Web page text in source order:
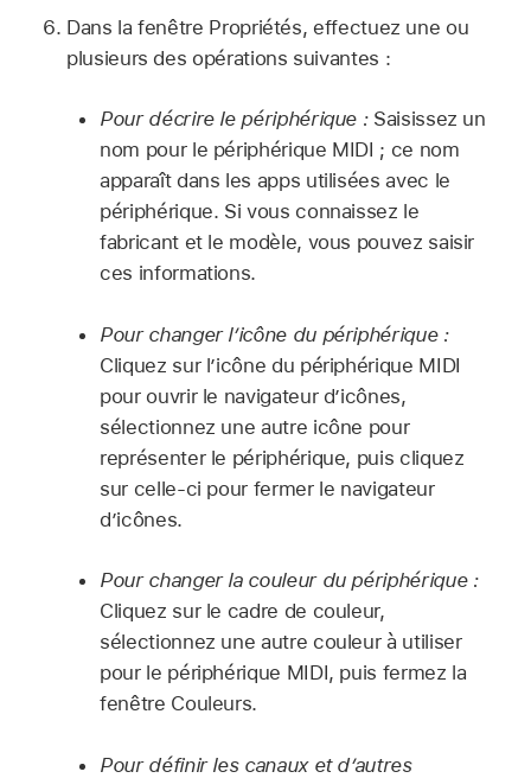
Dans la fenêtre Propriétés, effectuez une ou
plusieurs des opérations suivantes :
Pour décrire le périphérique :Saisissez un
nom pour le périphérique MIDI ; ce nom
apparaît dans les apps utilisées avec le
périphérique. Si vous connaissez le
fabricant et le modèle, vous pouvez saisir
ces informations.
Pour changer l’icône du périphérique :
Cliquez sur l’icône du périphérique MIDI
pour ouvrir le navigateur d’icônes,
sélectionnez une autre icône pour
représenter le périphérique, puis cliquez
sur celle-ci pour fermer le navigateur
d’icônes.
Pour changer la couleur du périphérique :
Cliquez sur le cadre de couleur,
sélectionnez une autre couleur à utiliser
pour le périphérique MIDI, puis fermez la
fenêtre Couleurs.
Pour définir les canaux et d’autres